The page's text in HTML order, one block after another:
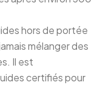
hors de portée
mélanger des
Il est
certifiés pour